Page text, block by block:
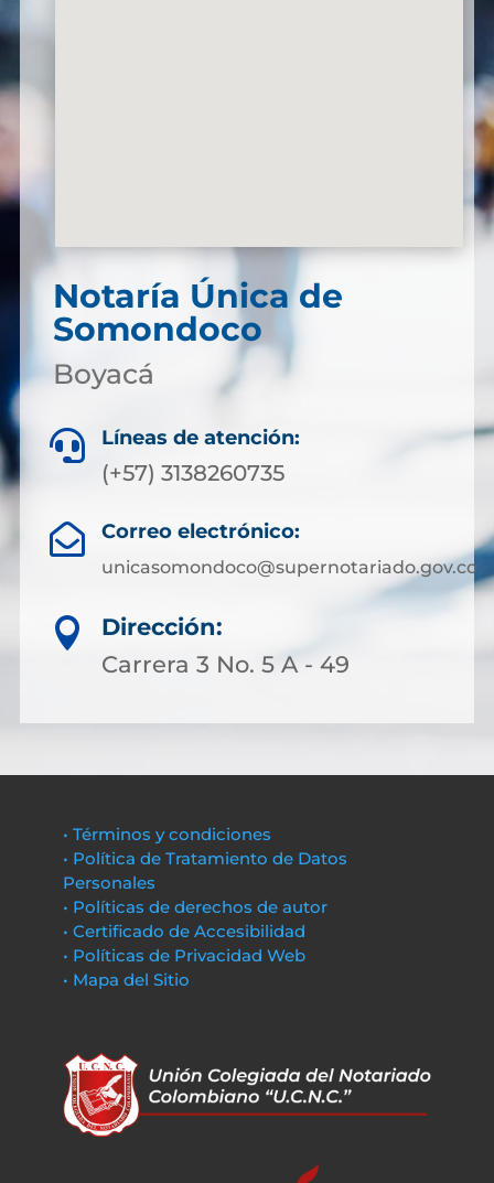
Notaría Única de
Somondoco
Boyacá
 Líneas de atención:
(+57) 3138260735
 Correo electrónico:
unicasomondoco@supernotariado.gov.co

Dirección:
Carrera 3 No. 5 A - 49
• Términos y condiciones
• Política de Tratamiento de Datos
Personales
• Políticas de derechos de autor
• Certificado de Accesibilidad
• Políticas de Privacidad Web
• Mapa del Sitio